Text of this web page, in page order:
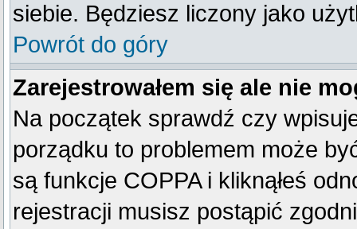
siebie. Będziesz liczony jako
Powrót do góry
Zarejestrowałem się ale nie
Na początek sprawdź czy
porządku to problemem może
są funkcje COPPA i kliknąłeś
rejestracji musisz postąpić